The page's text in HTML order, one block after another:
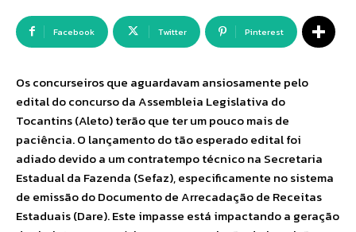
Facebook Twitter Pinterest
Os concurseiros que aguardavam ansiosamente pelo
edital do concurso da Assembleia Legislativa do
Tocantins (Aleto) terão que ter um pouco mais de
paciência. O lançamento do tão esperado edital foi
adiado devido a um contratempo técnico na Secretaria
Estadual da Fazenda (Sefaz), especificamente no sistema
de emissão do Documento de Arrecadação de Receitas
Estaduais (Dare). Este impasse está impactando a geração